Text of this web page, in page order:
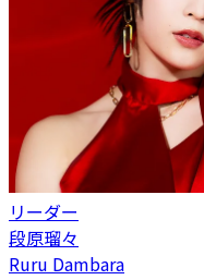
リーダー
段原瑠々
Ruru Dambara